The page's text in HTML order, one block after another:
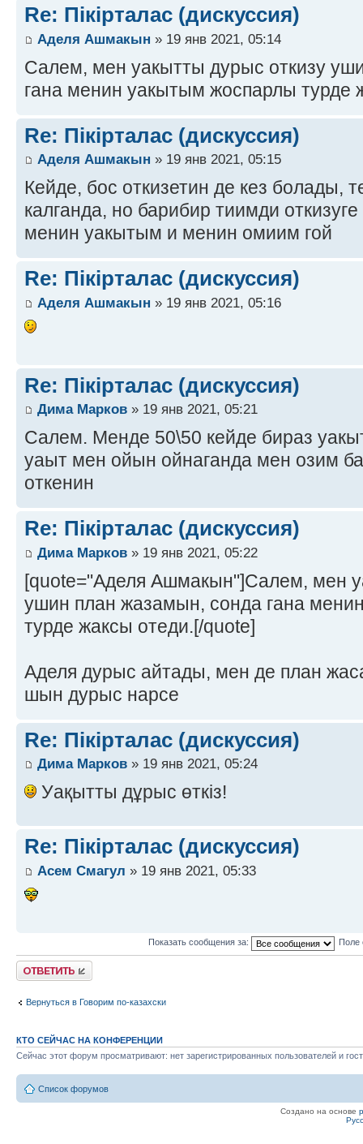
Re: Пікірталас (дискуссия)
Аделя Ашмакын » 19 янв 2021, 05:14
Салем, мен уакытты дурыс откизу
гана менин уакытым жоспарлы турде
Re: Пікірталас (дискуссия)
Аделя Ашмакын » 19 янв 2021, 05:15
Кейде, бос откизетин де кез болады,
калганда, но барибир тиимди
менин уакытым и менин омиим гой
Re: Пікірталас (дискуссия)
Аделя Ашмакын » 19 янв 2021, 05:16
Re: Пікірталас (дискуссия)
Дима Марков » 19 янв 2021, 05:21
Салем. Менде 50\50 кейде бираз
уаыт мен ойын ойнаганда мен озим
откенин
Re: Пікірталас (дискуссия)
Дима Марков » 19 янв 2021, 05:22
[quote="Аделя Ашмакын"]Салем, мен
ушин план жазамын, сонда гана
турде жаксы отеди.[/quote]
Аделя дурыс айтады, мен де план
шын дурыс нарсе
Re: Пікірталас (дискуссия)
Дима Марков » 19 янв 2021, 05:24
Уақытты дұрыс өткіз!
Re: Пікірталас (дискуссия)
Асем Смагул » 19 янв 2021, 05:33
Показать сообщения за: Поле
Ответить
Вернуться в Говорим по-казахски
КТО СЕЙЧАС НА КОНФЕРЕНЦИИ
Сейчас этот форум просматривают: нет зарегистрированных пользователей и
Список форумов
Создано на основе